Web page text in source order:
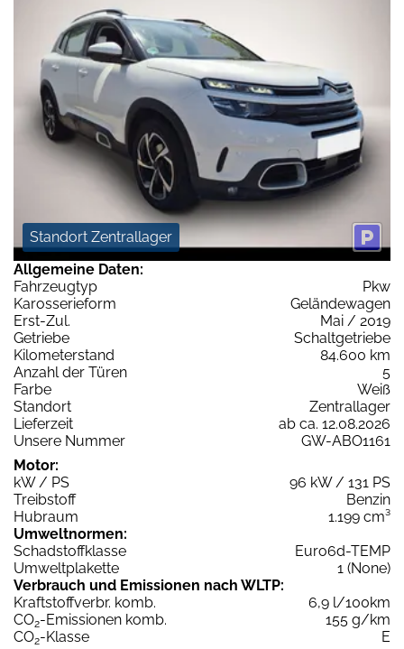
Standort Zentrallager
Allgemeine Daten:
Fahrzeugtyp
Pkw
Karosserieform
Geländewagen
Erst-Zul.
Mai / 2019
Getriebe
Schaltgetriebe
Kilometerstand
84.600 km
Anzahl der Türen
5
Farbe
Weiß
Standort
Zentrallager
Lieferzeit
ab ca. 12.08.2026
Unsere Nummer
GW-ABO1161
Motor:
kW / PS
96 kW / 131 PS
Treibstoff
Benzin
Hubraum
1.199 cm³
Umweltnormen:
Schadstoffklasse
Euro6d-TEMP
Umweltplakette
1 (None)
Verbrauch und Emissionen nach WLTP:
Kraftstoffverbr. komb.
6,9 l/100km
CO2-Emissionen komb.
155 g/km
CO2-Klasse
E